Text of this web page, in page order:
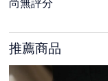
尚無評分
推薦商品